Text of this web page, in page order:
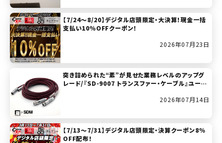
【7/24～8/20】デジタル店頭限定・大決算！現金一括
支払い10％OFFクーポン！
2026年07月23日
突き詰められた“素”が見せた業務レベルのアップグ
レード/『SD-9007 トランスファー・ケーブル』ユーザ
2026年07月14日
【7/13～7/31】デジタル店頭限定・決算クーポン8％
OFF配布！